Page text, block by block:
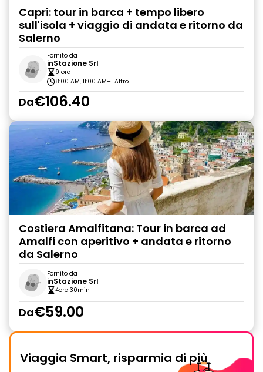
Capri: tour in barca + tempo libero
sull'isola + viaggio di andata e ritorno da
Salerno
Fornito da
inStazione Srl
9 ore
8:00 AM, 11:00 AM+1 Altro
Da€106.40
Costiera Amalfitana: Tour in barca ad
Amalfi con aperitivo + andata e ritorno
da Salerno
Fornito da
inStazione Srl
4ore 30min
Da€59.00
Viaggia Smart, risparmia di più